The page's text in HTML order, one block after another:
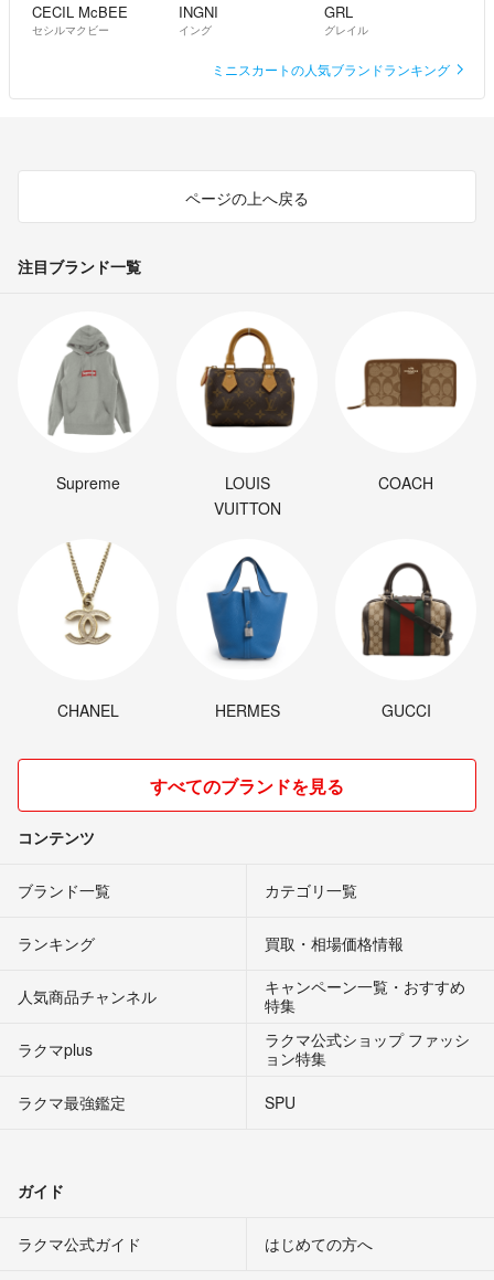
CECIL McBEE
セシルマクビー
INGNI
イング
GRL
グレイル
ミニスカートの人気ブランドランキング
ページの上へ戻る
注目ブランド一覧
Supreme
LOUIS
VUITTON
COACH
CHANEL HERMES GUCCI
すべてのブランドを見る
コンテンツ
ブランド一覧 カテゴリ一覧
ランキング 買取・相場価格情報
人気商品チャンネル
キャンペーン一覧・おすすめ
特集
ラクマplus
ラクマ公式ショップ ファッシ
ョン特集
ラクマ最強鑑定
SPU
ガイド
ラクマ公式ガイド はじめての方へ